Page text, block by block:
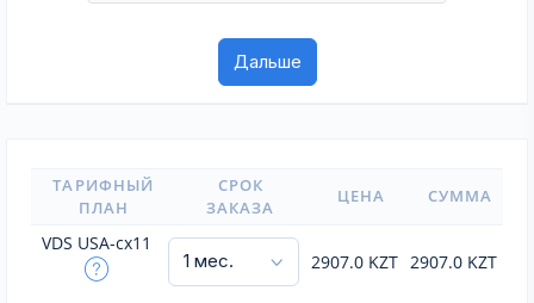
ТАРИФНЫЙ
ПЛАН
СРОК
ЗАКАЗА
ЦЕНА СУММА
VDS USA-cx11
2907.0 KZT 2907.0 KZT